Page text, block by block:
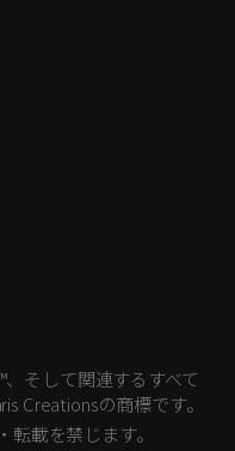
、そして関連するすべて
Creationsの商標です。
載を禁じます。